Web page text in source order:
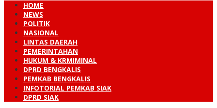
HOME
NEWS
POLITIK
NASIONAL
LINTAS DAERAH
PEMERINTAHAN
HUKUM & KRMIMINAL
DPRD BENGKALIS
PEMKAB BENGKALIS
INFOTORIAL PEMKAB SIAK
DPRD SIAK